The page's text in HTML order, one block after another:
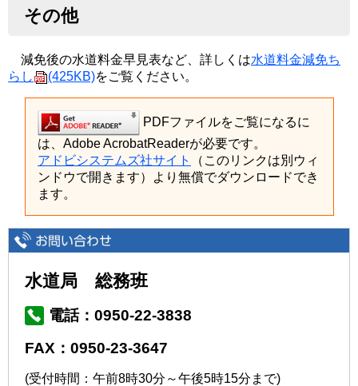
その他
減免後の水道料金早見表など、詳しくは水道料金減免ち
らし
(425KB)をご覧ください。
PDFファイルをご覧になるに
は、Adobe AcrobatReaderが必要です。
アドビシステムズ社サイト
（このリンクは別ウィ
ンドウで開きます）より無償でダウンロードでき
ます。
水道局 総務班
電話：0950-22-3838
FAX：0950-23-3647
(受付時間：午前8時30分～午後5時15分まで)